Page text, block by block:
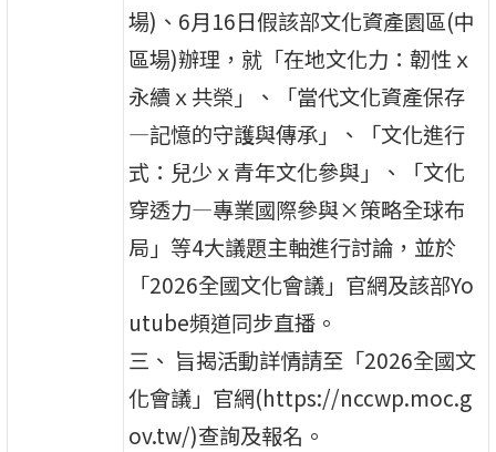
場)、6月16日假該部文化資產園區(中
區場)辦理，就「在地文化力：韌性ｘ
永續ｘ共榮」、「當代文化資產保存
—記憶的守護與傳承」、「文化進行
式：兒少ｘ青年文化參與」、「文化
穿透力—專業國際參與×策略全球布
局」等4大議題主軸進行討論，並於
「2026全國文化會議」官網及該部Yo
utube頻道同步直播。
三、 旨揭活動詳情請至「2026全國文
化會議」官網(https://nccwp.moc.g
ov.tw/)查詢及報名。